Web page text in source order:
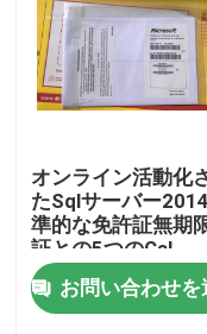
プロダクト
ビデオ
私達について
工場旅行
品質管理
オンライン活動化
たSqlサーバー
準的な免許証無期
証との5つのCal
お問い合わせを